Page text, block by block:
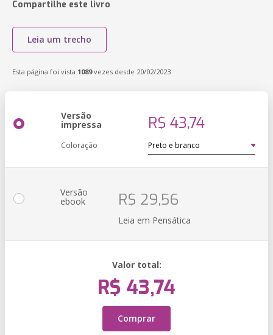
Compartilhe este livro
Leia um trecho
Esta página foi vista 1089vezes desde 20/02/2023
Versão
impressa R$ 43,74
Coloração
Versão
ebook R$ 29,56
Leia em Pensática
Valor total:
R$ 43,74
Comprar